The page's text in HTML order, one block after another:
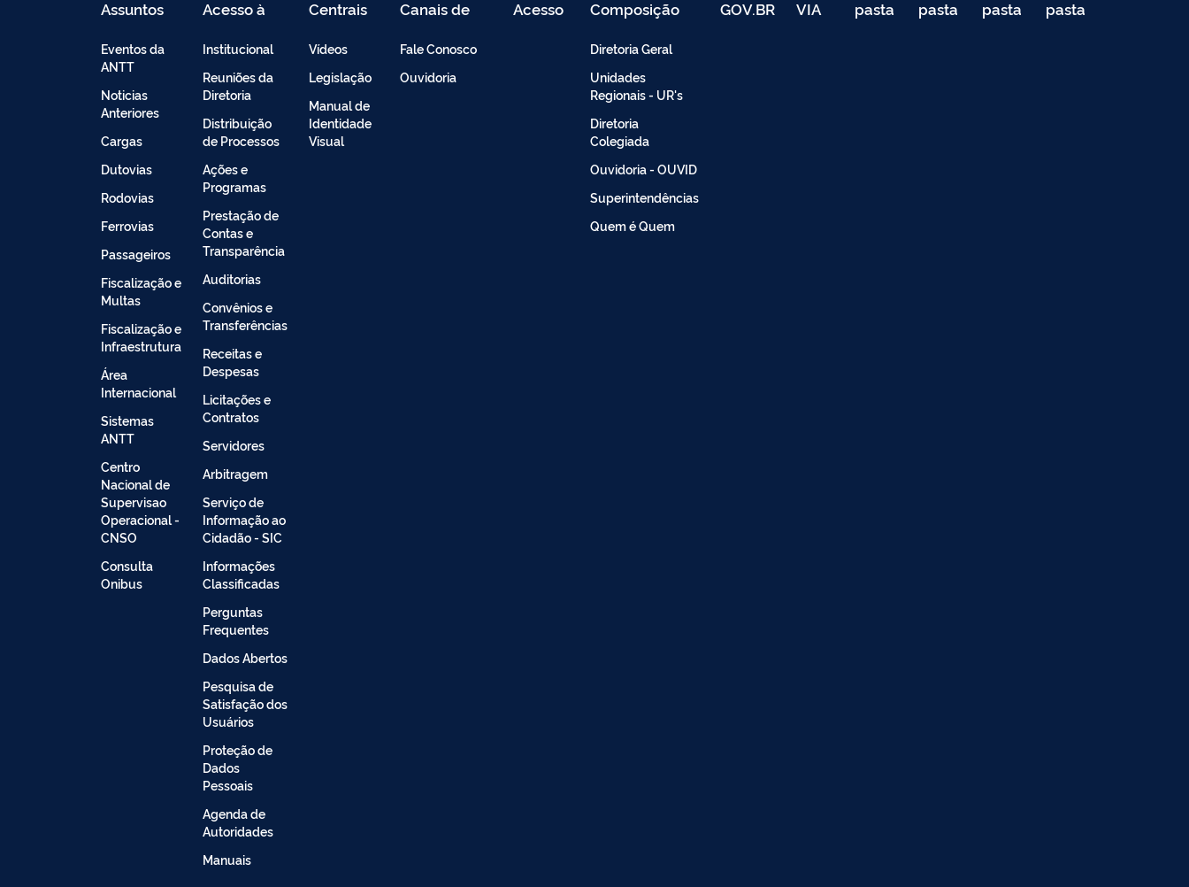
Assuntos
Eventos da
ANTT
Noticias
Anteriores
Cargas
Dutovias
Rodovias
Ferrovias
Passageiros
Fiscalização e
Multas
Fiscalização e
Infraestrutura
Área
Internacional
Sistemas
ANTT
Centro
Nacional de
Supervisao
Operacional -
CNSO
Consulta
Onibus
Acesso à
Institucional
Reuniões da
Diretoria
Distribuição
de Processos
Ações e
Programas
Prestação de
Contas e
Transparência
Auditorias
Convênios e
Transferências
Receitas e
Despesas
Licitações e
Contratos
Servidores
Arbitragem
Serviço de
Informação ao
Cidadão - SIC
Informações
Classificadas
Perguntas
Frequentes
Dados Abertos
Pesquisa de
Satisfação dos
Usuários
Proteção de
Dados
Pessoais
Agenda de
Autoridades
Manuais
Centrais
Vídeos
Legislação
Manual de
Identidade
Visual
Canais de
Fale Conosco
Ouvidoria
Acesso Composição
Diretoria Geral
Unidades
Regionais - UR's
Diretoria
Colegiada
Ouvidoria - OUVID
Superintendências
Quem é Quem
GOV.BR VIA pasta
de
pasta
de
pasta
de
pasta
de